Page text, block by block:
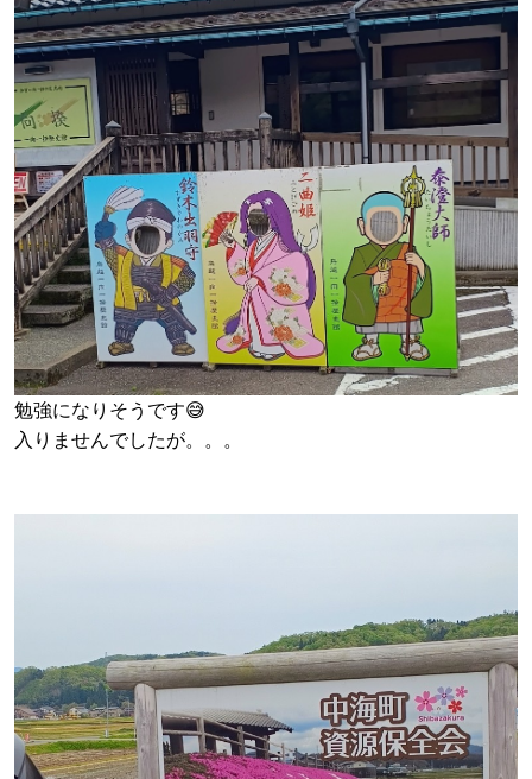
勉強になりそうです😅
入りませんでしたが。。。